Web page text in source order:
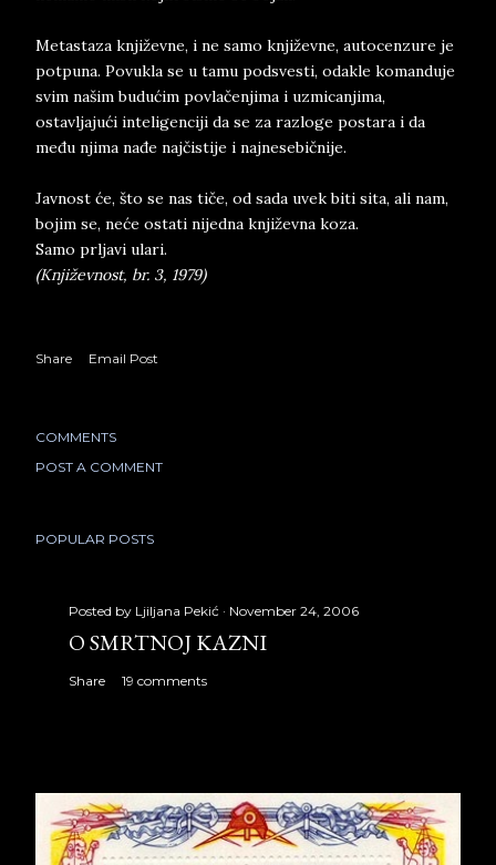
Metastaza književne, i ne samo književne, autocenzure je
potpuna. Povukla se u tamu podsvesti, odakle komanduje
svim našim budućim povlačenjima i uzmicanjima,
ostavljajući inteligenciji da se za razloge postara i da
među njima nađe najčistije i najnesebičnije.
Javnost će, što se nas tiče, od sada uvek biti sita, ali nam,
bojim se, neće ostati nijedna književna koza.
Samo prljavi ulari.
(Književnost, br. 3, 1979)
Share Email Post
COMMENTS
POST A COMMENT
POPULAR POSTS
Posted by Ljiljana Pekić November 24, 2006
O SMRTNOJ KAZNI
Share 19 comments